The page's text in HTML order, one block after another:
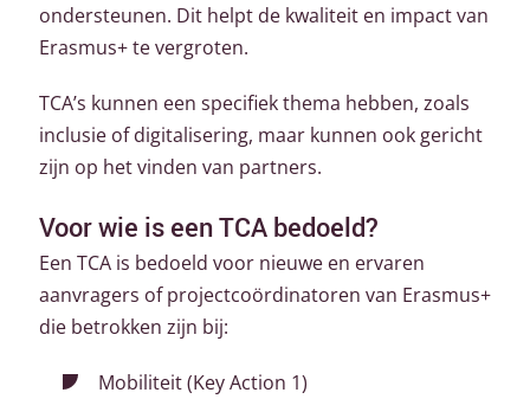
ondersteunen. Dit helpt de kwaliteit en impact van
Erasmus+ te vergroten.
TCA’s kunnen een specifiek thema hebben, zoals
inclusie of digitalisering, maar kunnen ook gericht
zijn op het vinden van partners.
Voor wie is een TCA bedoeld?
Een TCA is bedoeld voor nieuwe en ervaren
aanvragers of projectcoördinatoren van Erasmus+
die betrokken zijn bij:
Mobiliteit (Key Action 1)